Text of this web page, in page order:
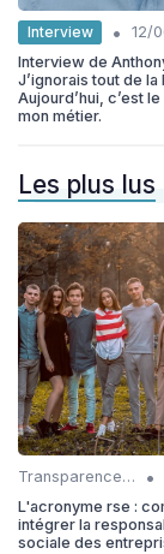
Interview •
12/
Interview de
J’ignorais tout de la
Aujourd’hui, c’est
mon métier.
Les plus lus
Transparence et reporting •
L'acronyme rse :
intégrer la
sociale des